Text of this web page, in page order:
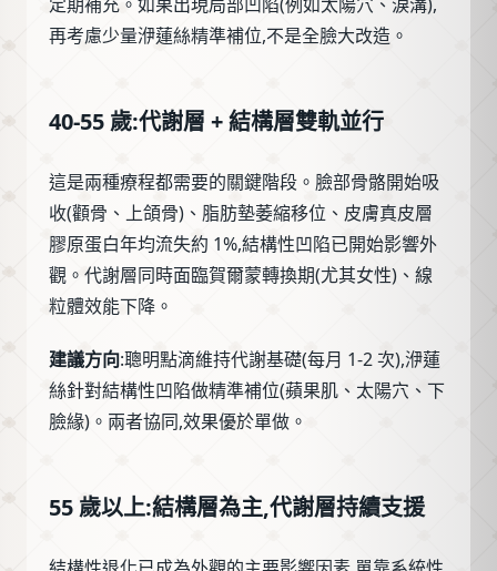
再考慮少量洢蓮絲精準補位,不是全臉大改造。
40-55 歲:代謝層 + 結構層雙軌並行
這是兩種療程都需要的關鍵階段。臉部骨骼開始吸
收(顴骨、上頜骨)、脂肪墊萎縮移位、皮膚真皮層
膠原蛋白年均流失約 1%,結構性凹陷已開始影響外
觀。代謝層同時面臨賀爾蒙轉換期(尤其女性)、線
粒體效能下降。
建議方向:聰明點滴維持代謝基礎(每月 1-2 次),洢蓮
絲針對結構性凹陷做精準補位(蘋果肌、太陽穴、下
臉緣)。兩者協同,效果優於單做。
55 歲以上:結構層為主,代謝層持續支援